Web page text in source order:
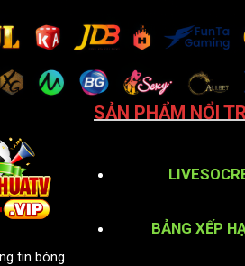
tin bóng
SẢN PHẨM NỔI
BẢNG XẾP